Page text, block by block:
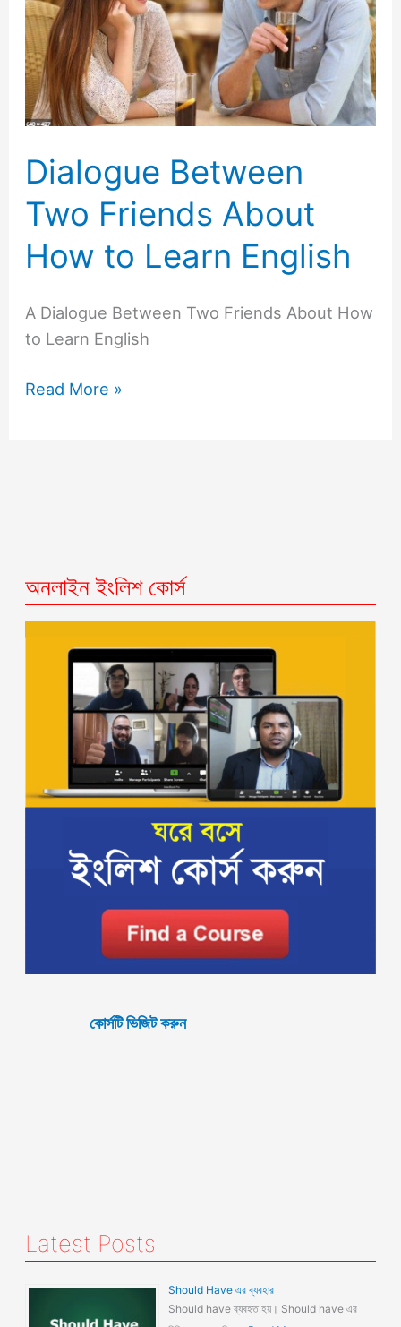
Dialogue Between
Two Friends About
How to Learn English
A Dialogue Between Two Friends About How
to Learn English
About
How
to
Learn
English
Read More »
অনলাইন ইংলিশ কোর্স
কোর্সটি ভিজিট করুন
Latest Posts
Should Have এর ব্যবহার
Should have ব্যবহৃত হয়। Should have এর